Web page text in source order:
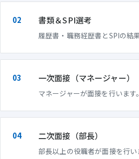
書類＆SPI選考
履歴書・職務経歴書とSPIの結
一次面接（マネージャー）
マネージャーが面接を行います
二次面接（部長）
部長以上の役職者が面接を行い